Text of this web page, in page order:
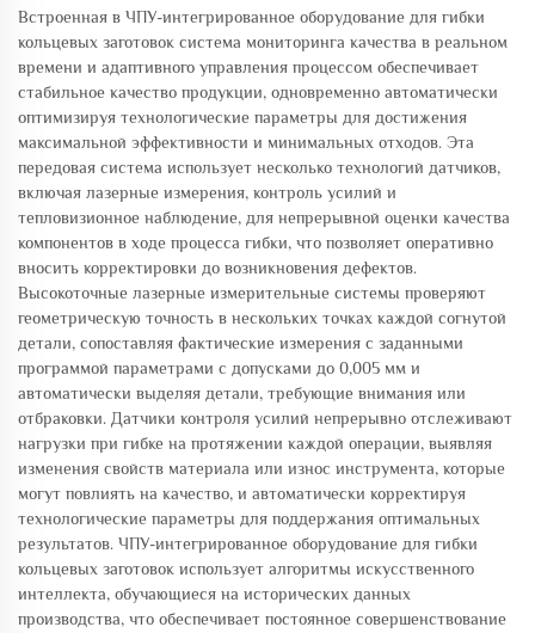
Встроенная в ЧПУ-интегрированное оборудование для гибки
кольцевых заготовок система мониторинга качества в реальном
времени и адаптивного управления процессом обеспечивает
стабильное качество продукции, одновременно автоматически
оптимизируя технологические параметры для достижения
максимальной эффективности и минимальных отходов. Эта
передовая система использует несколько технологий датчиков,
включая лазерные измерения, контроль усилий и
тепловизионное наблюдение, для непрерывной оценки качества
компонентов в ходе процесса гибки, что позволяет оперативно
вносить корректировки до возникновения дефектов.
Высокоточные лазерные измерительные системы проверяют
геометрическую точность в нескольких точках каждой согнутой
детали, сопоставляя фактические измерения с заданными
программой параметрами с допусками до 0,005 мм и
автоматически выделяя детали, требующие внимания или
отбраковки. Датчики контроля усилий непрерывно отслеживают
нагрузки при гибке на протяжении каждой операции, выявляя
изменения свойств материала или износ инструмента, которые
могут повлиять на качество, и автоматически корректируя
технологические параметры для поддержания оптимальных
результатов. ЧПУ-интегрированное оборудование для гибки
кольцевых заготовок использует алгоритмы искусственного
интеллекта, обучающиеся на исторических данных
производства, что обеспечивает постоянное совершенствование